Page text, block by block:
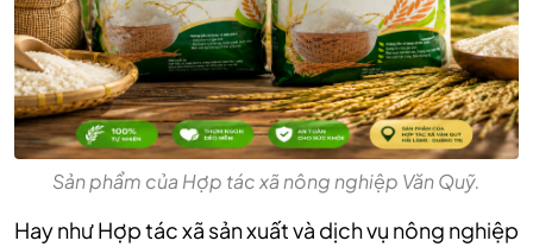
Sản phẩm của Hợp tác xã nông nghiệp Văn Quỹ.
Hay như Hợp tác xã sản xuất và dịch vụ nông nghiệp